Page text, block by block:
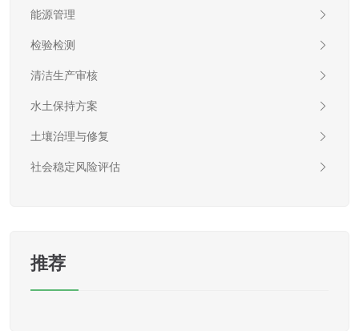
能源管理
检验检测
清洁生产审核
水土保持方案
土壤治理与修复
社会稳定风险评估
推荐